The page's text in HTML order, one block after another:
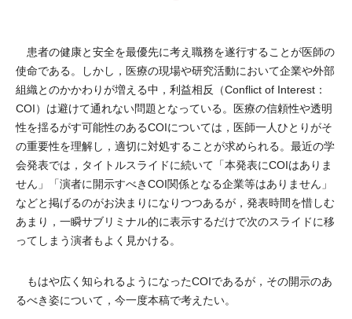
患者の健康と安全を最優先に考え職務を遂行することが医師の
使命である。しかし，医療の現場や研究活動において企業や外部
組織とのかかわりが増える中，利益相反（Conflict of Interest：
COI）は避けて通れない問題となっている。医療の信頼性や透明
性を揺るがす可能性のあるCOIについては，医師一人ひとりがそ
の重要性を理解し，適切に対処することが求められる。最近の学
会発表では，タイトルスライドに続いて「本発表にCOIはありま
せん」「演者に開示すべきCOI関係となる企業等はありません」
などと掲げるのがお決まりになりつつあるが，発表時間を惜しむ
あまり，一瞬サブリミナル的に表示するだけで次のスライドに移
ってしまう演者もよく見かける。
もはや広く知られるようになったCOIであるが，その開示のあ
るべき姿について，今一度本稿で考えたい。